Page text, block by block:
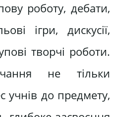
роботу, дебати,
ігри, дискусії,
творчі роботи.
не тільки
учнів до предмету,